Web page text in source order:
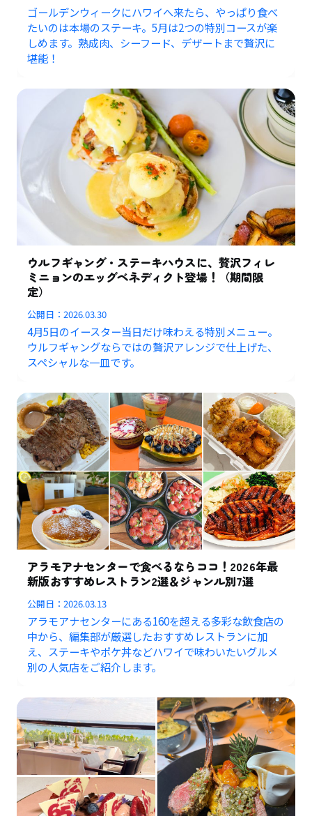
ゴールデンウィークにハワイへ来たら、やっぱり食べ
たいのは本場のステーキ。5月は2つの特別コースが楽
しめます。熟成肉、シーフード、デザートまで贅沢に
堪能！
ウルフギャング・ステーキハウスに、贅沢フィレ
ミニョンのエッグベネディクト登場！（期間限
定）
公開日：2026.03.30
4月5日のイースター当日だけ味わえる特別メニュー。
ウルフギャングならではの贅沢アレンジで仕上げた、
スペシャルな一皿です。
アラモアナセンターで食べるならココ！2026年最
新版おすすめレストラン2選＆ジャンル別7選
公開日：2026.03.13
アラモアナセンターにある160を超える多彩な飲食店の
中から、編集部が厳選したおすすめレストランに加
え、ステーキやポケ丼などハワイで味わいたいグルメ
別の人気店をご紹介します。